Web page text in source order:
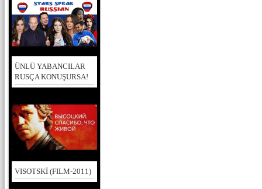
ÜNLÜ YABANCILAR
RUSÇA KONUŞURSA!
VISOTSKİ (FILM-2011)